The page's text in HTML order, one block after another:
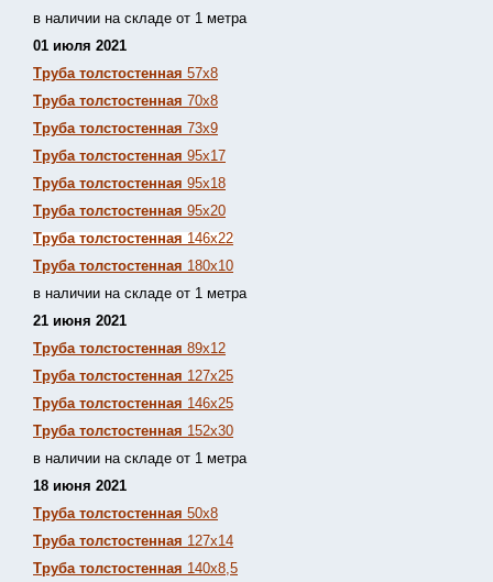
в наличии на складе от 1 метра
01 июля 2021
Труба толстостенная 57х8
Труба толстостенная 70х8
Труба толстостенная 73х9
Труба толстостенная 95х17
Труба толстостенная 95х18
Труба толстостенная 95х20
Труба толстостенная 146х22
Труба толстостенная 180х10
в наличии на складе от 1 метра
21 июня 2021
Труба толстостенная 89х12
Труба толстостенная 127х25
Труба толстостенная 146х25
Труба толстостенная 152х30
в наличии на складе от 1 метра
18 июня 2021
Труба толстостенная 50х8
Труба толстостенная 127х14
Труба толстостенная 140х8,5